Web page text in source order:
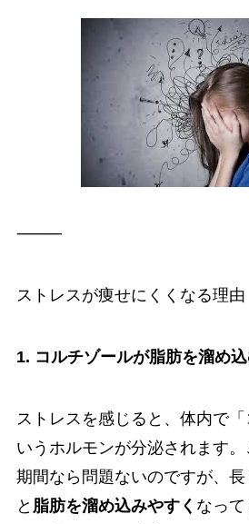
⸻
ストレスが痩せにくくなる理由
1. コルチゾールが脂肪を溜め
ストレスを感じると、体内で
いうホルモンが分泌されます
期間なら問題ないのですが、
と 脂肪を溜め込みやすく なっ